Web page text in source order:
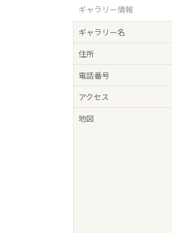
ギャラリー情報
ギャラリー名
住所
電話番号
アクセス
地図